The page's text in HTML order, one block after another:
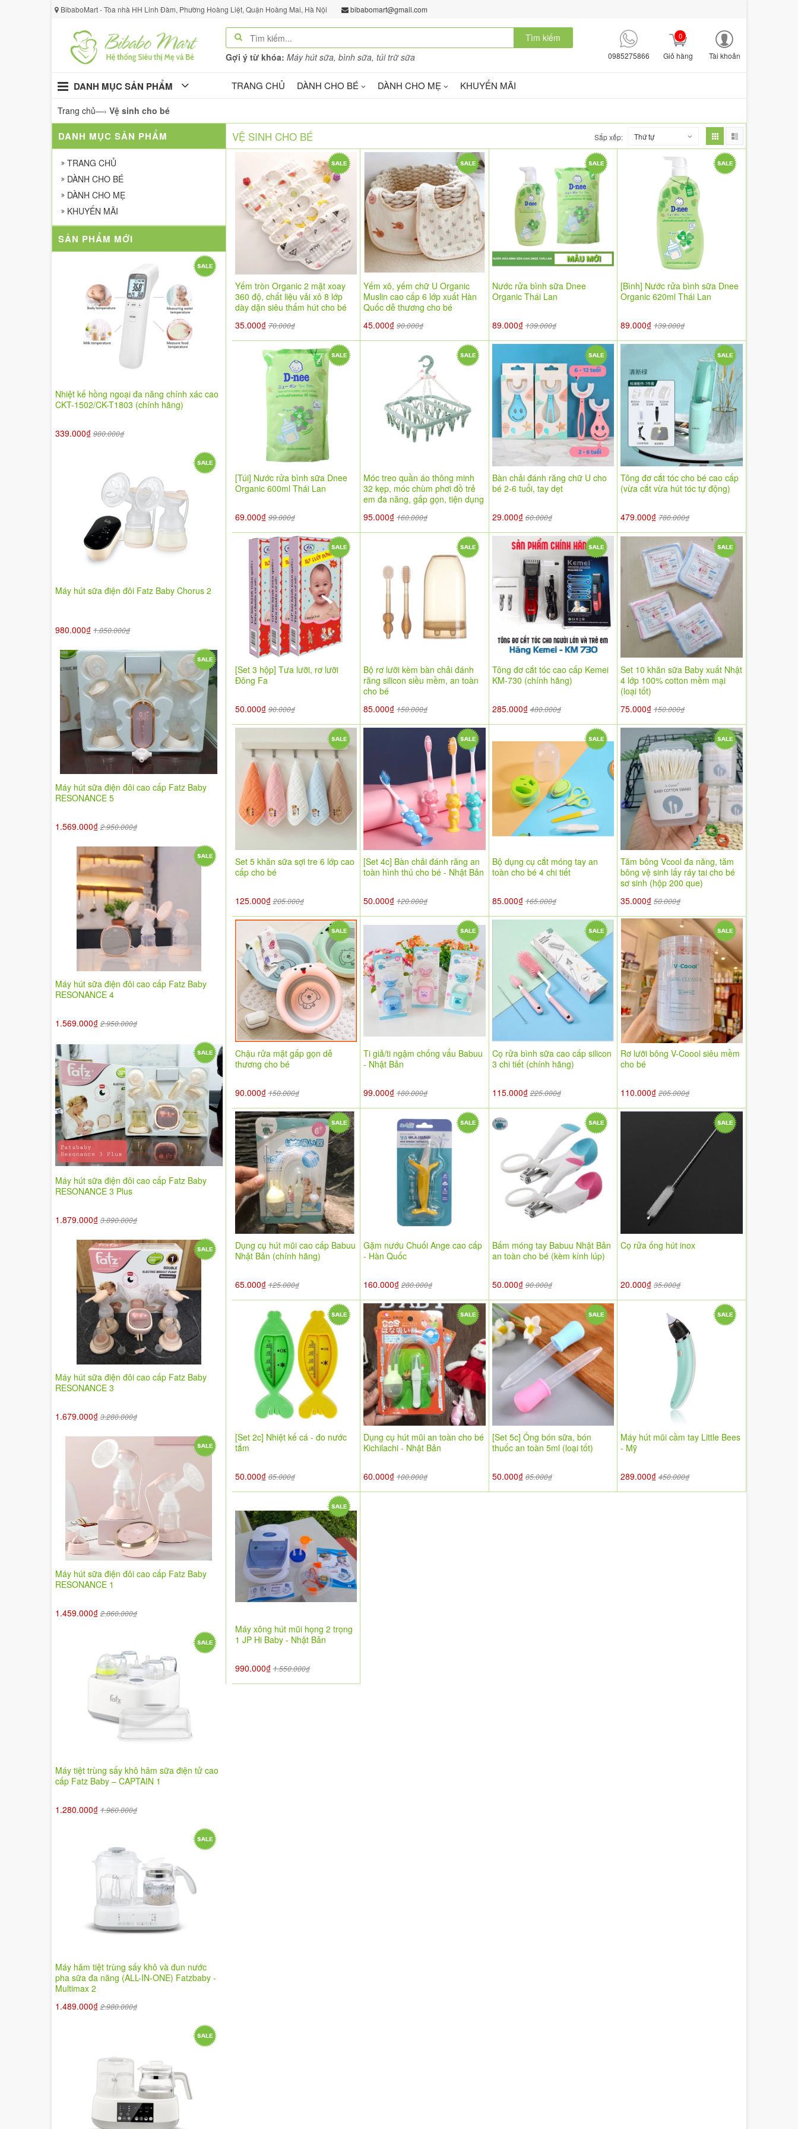
BibaboMart - Tòa nhà HH Linh Đàm, Phường Hoàng Liệt, Quận Hoàng Mai, Hà Nội bibabomart@gmail.com
Tìm kiếm
Gợi ý từ khóa: Máy hút sữa, bình sữa, túi trữ sữa 0985275866 Giỏ hàng
0
Tài khoản
DANH MỤC SẢN PHẨM TRANG CHỦ DÀNH CHO BÉ DÀNH CHO MẸ KHUYẾN MÃI
Trang chủ—› Vệ sinh cho bé
DANH MỤC SẢN PHẨM
TRANG CHỦ
DÀNH CHO BÉ
DÀNH CHO MẸ
KHUYẾN MÃI
SẢN PHẨM MỚI
Nhiệt kế hồng ngoại đa năng chính xác cao
CKT-1502/CK-T1803 (chính hãng)
339.000₫ 980.000₫
Máy hút sữa điện đôi Fatz Baby Chorus 2
980.000₫ 1.850.000₫
Máy hút sữa điện đôi cao cấp Fatz Baby
RESONANCE 5
1.569.000₫ 2.950.000₫
Máy hút sữa điện đôi cao cấp Fatz Baby
RESONANCE 4
1.569.000₫ 2.950.000₫
Máy hút sữa điện đôi cao cấp Fatz Baby
RESONANCE 3 Plus
1.879.000₫ 3.890.000₫
Máy hút sữa điện đôi cao cấp Fatz Baby
RESONANCE 3
1.679.000₫ 3.280.000₫
Máy hút sữa điện đôi cao cấp Fatz Baby
RESONANCE 1
1.459.000₫ 2.860.000₫
Máy tiệt trùng sấy khô hâm sữa điện tử cao
cấp Fatz Baby – CAPTAIN 1
1.280.000₫ 1.960.000₫
Máy hâm tiệt trùng sấy khô và đun nước
pha sữa đa năng (ALL-IN-ONE) Fatzbaby -
Multimax 2
1.489.000₫ 2.980.000₫
VỆ SINH CHO BÉ Sắp xếp: Thứ tự
Yếm tròn Organic 2 mặt xoay
360 độ, chất liệu vải xô 8 lớp
dày dặn siêu thấm hút cho bé
35.000₫70.000₫
Yếm xô, yếm chữ U Organic
Muslin cao cấp 6 lớp xuất Hàn
Quốc dễ thương cho bé
45.000₫90.000₫
Nước rửa bình sữa Dnee
Organic Thái Lan
89.000₫139.000₫
[Bình] Nước rửa bình sữa Dnee
Organic 620ml Thái Lan
89.000₫139.000₫
[Túi] Nước rửa bình sữa Dnee
Organic 600ml Thái Lan
69.000₫99.000₫
Móc treo quần áo thông minh
32 kẹp, móc chùm phơi đồ trẻ
em đa năng, gấp gọn, tiện dụng
95.000₫160.000₫
Bàn chải đánh răng chữ U cho
bé 2-6 tuổi, tay dẹt
29.000₫60.000₫
Tông đơ cắt tóc cho bé cao cấp
(vừa cắt vừa hút tóc tự động)
479.000₫780.000₫
[Set 3 hộp] Tưa lưỡi, rơ lưỡi
Đông Fa
50.000₫90.000₫
Bộ rơ lưỡi kèm bàn chải đánh
răng silicon siều mềm, an toàn
cho bé
85.000₫150.000₫
Tông đơ cắt tóc cao cấp Kemei
KM-730 (chính hãng)
285.000₫480.000₫
Set 10 khăn sữa Baby xuất Nhật
4 lớp 100% cotton mềm mại
(loại tốt)
75.000₫150.000₫
Set 5 khăn sữa sợi tre 6 lớp cao
cấp cho bé
125.000₫205.000₫
[Set 4c] Bàn chải đánh răng an
toàn hình thú cho bé - Nhật Bản
50.000₫120.000₫
Bộ dụng cụ cắt móng tay an
toàn cho bé 4 chi tiết
85.000₫165.000₫
Tăm bông Vcool đa năng, tăm
bông vệ sinh lấy ráy tai cho bé
sơ sinh (hộp 200 que)
35.000₫50.000₫
Chậu rửa mặt gấp gọn dễ
thương cho bé
90.000₫150.000₫
Ti giả/ti ngậm chống vẩu Babuu
- Nhật Bản
99.000₫180.000₫
Cọ rửa bình sữa cao cấp silicon
3 chi tiết (chính hãng)
115.000₫225.000₫
Rơ lưỡi bông V-Coool siêu mềm
cho bé
110.000₫205.000₫
Dụng cụ hút mũi cao cấp Babuu
Nhật Bản (chính hãng)
65.000₫125.000₫
Gặm nướu Chuối Ange cao cấp
- Hàn Quốc
160.000₫280.000₫
Bấm móng tay Babuu Nhật Bản
an toàn cho bé (kèm kính lúp)
50.000₫90.000₫
Cọ rửa ống hút inox
20.000₫35.000₫
[Set 2c] Nhiệt kế cá - đo nước
tắm
50.000₫85.000₫
Dụng cụ hút mũi an toàn cho bé
Kichilachi - Nhật Bản
60.000₫100.000₫
[Set 5c] Ống bón sữa, bón
thuốc an toàn 5ml (loại tốt)
50.000₫85.000₫
Máy hút mũi cầm tay Little Bees
- Mỹ
289.000₫450.000₫
Máy xông hút mũi họng 2 trọng
1 JP Hi Baby - Nhật Bản
990.000₫1.550.000₫